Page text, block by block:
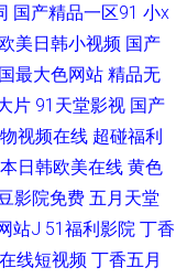
国产精品一区91 小x
欧美日韩小视频 国产
最大色网站 精品无
片 91天堂影视 国产
视频在线 超碰福利
日韩欧美在线 黄色
影院免费 五月天堂
站J 51福利影院 丁香
线短视频 丁香五月